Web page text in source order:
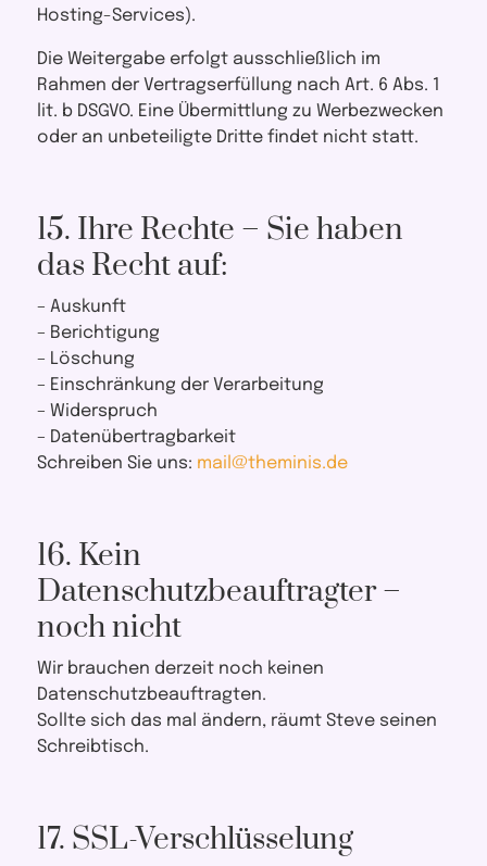
Hosting-Services).
Die Weitergabe erfolgt ausschließlich im
Rahmen der Vertragserfüllung nach Art. 6 Abs. 1
lit. b DSGVO. Eine Übermittlung zu Werbezwecken
oder an unbeteiligte Dritte findet nicht statt.
15. Ihre Rechte – Sie haben
das Recht auf:
– Auskunft
– Berichtigung
– Löschung
– Einschränkung der Verarbeitung
– Widerspruch
– Datenübertragbarkeit
Schreiben Sie uns: mail@theminis.de
16. Kein
Datenschutzbeauftragter –
noch nicht
Wir brauchen derzeit noch keinen
Datenschutzbeauftragten.
Sollte sich das mal ändern, räumt Steve seinen
Schreibtisch.
17. SSL-Verschlüsselung